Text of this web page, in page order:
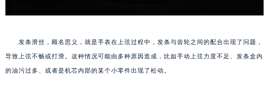
发条滑丝，顾名思义，就是手表在上弦过程中，发条与齿轮之间的配合出现了问题，
导致上弦不畅或打滑。这种情况可能由多种原因造成，比如手动上弦力度不足、发条盒内
的油污过多、或者是机芯内部的某个小零件出现了松动。